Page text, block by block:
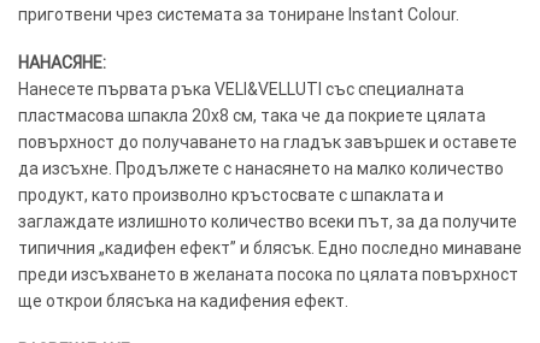
приготвени чрез системата за тониране Instant Colour.
НАНАСЯНЕ:
Нанесете първата ръка VELI&VELLUTI със специалната
пластмасова шпакла 20х8 см, така че да покриете цялата
повърхност до получаването на гладък завършек и оставете
да изсъхне. Продължете с нанасянето на малко количество
продукт, като произволно кръстосвате с шпаклата и
заглаждате излишното количество всеки път, за да получите
типичния „кадифен ефект” и блясък. Едно последно минаване
преди изсъхването в желаната посока по цялата повърхност
ще открои блясъка на кадифения ефект.